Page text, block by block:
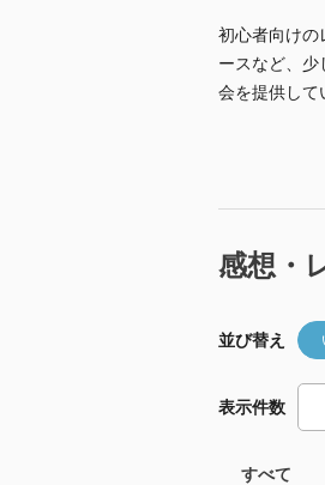
初心者向けの
ースなど、
会を提供して
感想・
並び替え
表示件数
すべて